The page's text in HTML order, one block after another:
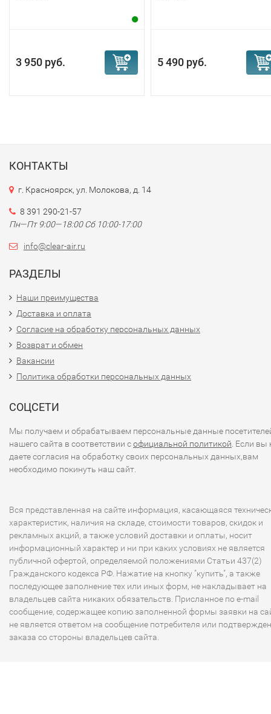
3 950 руб. 5 490 руб.
КОНТАКТЫ
г. Красноярск, ул. Молокова, д. 14
8 391 290-21-57
Пн—Пт 9:00—18:00 Сб 10:00-17:00
info@clear-air.ru
РАЗДЕЛЫ
Наши преимущества
Доставка и оплата
Согласие на обработку персональных данных
Возврат и обмен
Вакансии
Политика обработки персональных данных
СОЦСЕТИ
Мы получаем и обрабатываем персональные данные
нашего сайта в соответствии софициальной политикой . Если вы
даете согласия на обработку своих персональных данных,вам
необходимо покинуть наш сайт.
Вся представленная на сайте информация, касающаяся
характеристик, наличия на складе, стоимости товаров, скидок и
рекламных акций, а также условий доставки и оплаты, носит
информационный характер и ни при каких условиях не является
публичной офертой, определяемой положениями Статьи 437(2)
Гражданского кодекса РФ. Нажатие на кнопку "купить", а также
последующее заполнение тех или иных форм, не накладывает на
владельцев сайта никаких обязательств. Присланное по e-mail
сообщение, содержащее копию заполненной формы заявки на
не является ответом на сообщение потребителя или
заказа со стороны владельцев сайта.